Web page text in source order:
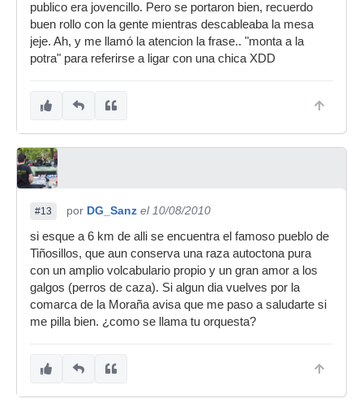
publico era jovencillo. Pero se portaron bien, recuerdo
buen rollo con la gente mientras descableaba la mesa
jeje. Ah, y me llamó la atencion la frase.. "monta a la
potra" para referirse a ligar con una chica XDD
#13 por DG_Sanz el 10/08/2010
si esque a 6 km de alli se encuentra el famoso pueblo de
Tiñosillos, que aun conserva una raza autoctona pura
con un amplio volcabulario propio y un gran amor a los
galgos (perros de caza). Si algun dia vuelves por la
comarca de la Moraña avisa que me paso a saludarte si
me pilla bien. ¿como se llama tu orquesta?